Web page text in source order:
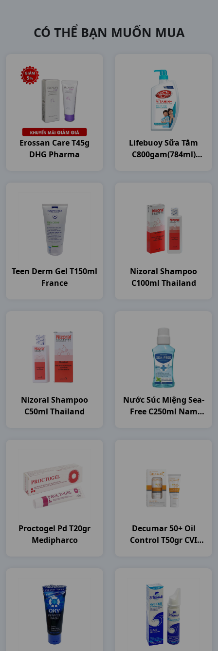
CÓ THỂ BẠN MUỐN MUA
Erossan Care T45g
DHG Pharma
Lifebuoy Sữa Tắm
C800gam(784ml)
Teen Derm Gel T150ml
France
Nizoral Shampoo
C100ml Thailand
Nizoral Shampoo
C50ml Thailand
Nước Súc Miệng Sea-
Free C250ml Nam
Proctogel Pd T20gr
Medipharco
Decumar 50+ Oil
Control T50gr CVI